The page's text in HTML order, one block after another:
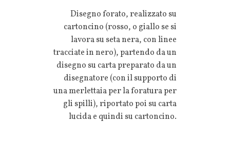
Disegno forato, realizzato su
cartoncino (rosso, o giallo se si
lavora su seta nera, con linee
tracciate in nero), partendo da un
disegno su carta preparato da un
disegnatore (con il supporto di
una merlettaia per la foratura per
gli spilli), riportato poi su carta
lucida e quindi su cartoncino.